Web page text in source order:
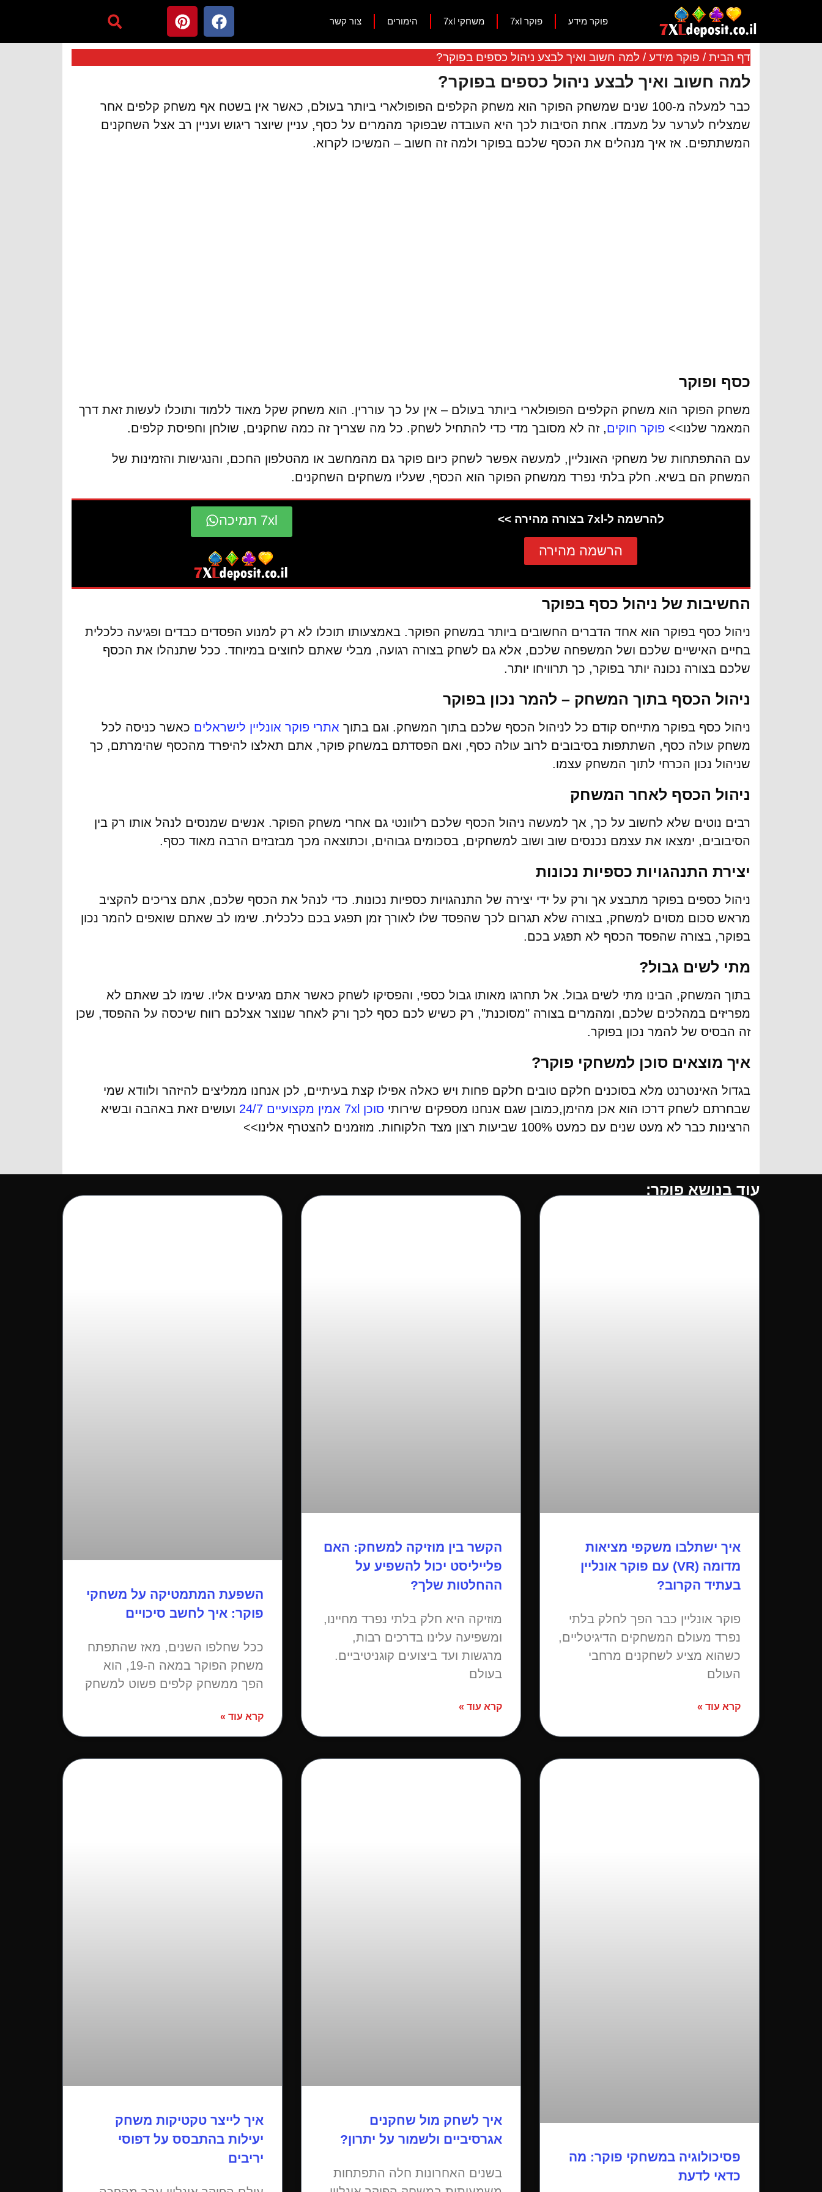
פוקר מידע פוקר 7xl משחקי 7xl הימורים צור קשר
דף הבית/ פוקר מידע/ למה חשוב ואיך לבצע ניהול כספים בפוקר?
למה חשוב ואיך לבצע ניהול כספים בפוקר?
כבר למעלה מ-100 שנים שמשחק הפוקר הוא משחק הקלפים הפופולארי ביותר בעולם, כאשר אין בשטח אף משחק קלפים אחר
שמצליח לערער על מעמדו. אחת הסיבות לכך היא העובדה שבפוקר מהמרים על כסף, עניין שיוצר ריגוש ועניין רב אצל השחקנים
המשתתפים. אז איך מנהלים את הכסף שלכם בפוקר ולמה זה חשוב – המשיכו לקרוא.
כסף ופוקר
משחק הפוקר הוא משחק הקלפים הפופולארי ביותר בעולם – אין על כך עוררין. הוא משחק שקל מאוד ללמוד ותוכלו לעשות זאת דרך
המאמר שלנו>> פוקר חוקים, זה לא מסובך מדי כדי להתחיל לשחק. כל מה שצריך זה כמה שחקנים, שולחן וחפיסת קלפים.
עם ההתפתחות של משחקי האונליין, למעשה אפשר לשחק כיום פוקר גם מהמחשב או מהטלפון החכם, והנגישות והזמינות של
המשחק הם בשיא. חלק בלתי נפרד ממשחק הפוקר הוא הכסף, שעליו משחקים השחקנים.
להרשמה ל-7xl בצורה מהירה >>
הרשמה מהירה
7xl תמיכה
החשיבות של ניהול כסף בפוקר
ניהול כסף בפוקר הוא אחד הדברים החשובים ביותר במשחק הפוקר. באמצעותו תוכלו לא רק למנוע הפסדים כבדים ופגיעה כלכלית
בחיים האישיים שלכם ושל המשפחה שלכם, אלא גם לשחק בצורה רגועה, מבלי שאתם לחוצים במיוחד. ככל שתנהלו את הכסף
שלכם בצורה נכונה יותר בפוקר, כך תרוויחו יותר.
ניהול הכסף בתוך המשחק – להמר נכון בפוקר
ניהול כסף בפוקר מתייחס קודם כל לניהול הכסף שלכם בתוך המשחק. וגם בתוך אתרי פוקר אונליין לישראלים כאשר כניסה לכל
משחק עולה כסף, השתתפות בסיבובים לרוב עולה כסף, ואם הפסדתם במשחק פוקר, אתם תאלצו להיפרד מהכסף שהימרתם, כך
שניהול נכון הכרחי לתוך המשחק עצמו.
ניהול הכסף לאחר המשחק
רבים נוטים שלא לחשוב על כך, אך למעשה ניהול הכסף שלכם רלוונטי גם אחרי משחק הפוקר. אנשים שמנסים לנהל אותו רק בין
הסיבובים, ימצאו את עצמם נכנסים שוב ושוב למשחקים, בסכומים גבוהים, וכתוצאה מכך מבזבזים הרבה מאוד כסף.
יצירת התנהגויות כספיות נכונות
ניהול כספים בפוקר מתבצע אך ורק על ידי יצירה של התנהגויות כספיות נכונות. כדי לנהל את הכסף שלכם, אתם צריכים להקציב
מראש סכום מסוים למשחק, בצורה שלא תגרום לכך שהפסד שלו לאורך זמן תפגע בכם כלכלית. שימו לב שאתם שואפים להמר נכון
בפוקר, בצורה שהפסד הכסף לא תפגע בכם.
מתי לשים גבול?
בתוך המשחק, הבינו מתי לשים גבול. אל תחרגו מאותו גבול כספי, והפסיקו לשחק כאשר אתם מגיעים אליו. שימו לב שאתם לא
מפריזים במהלכים שלכם, ומהמרים בצורה "מסוכנת", רק כשיש לכם כסף לכך ורק לאחר שנוצר אצלכם רווח שיכסה על ההפסד, שכן
זה הבסיס של להמר נכון בפוקר.
איך מוצאים סוכן למשחקי פוקר?
בגדול האינטרנט מלא בסוכנים חלקם טובים חלקם פחות ויש כאלה אפילו קצת בעיתיים, לכן אנחנו ממליצים להיזהר ולוודא שמי
שבחרתם לשחק דרכו הוא אכן מהימן,כמובן שגם אנחנו מספקים שירותי סוכן 7xl אמין מקצועיים 24/7
ועושים זאת באהבה ובשיא
הרצינות כבר לא מעט שנים עם כמעט 100% שביעות רצון מצד הלקוחות. מוזמנים להצטרף אלינו>>
עוד בנושא פוקר:
איך ישתלבו משקפי מציאות
מדומה (VR) עם פוקר אונליין
בעתיד הקרוב?
פוקר אונליין כבר הפך לחלק בלתי
נפרד מעולם המשחקים הדיגיטליים,
כשהוא מציע לשחקנים מרחבי
העולם
קרא עוד »
הקשר בין מוזיקה למשחק: האם
פלייליסט יכול להשפיע על
ההחלטות שלך?
מוזיקה היא חלק בלתי נפרד מחיינו,
ומשפיעה עלינו בדרכים רבות,
מרגשות ועד ביצועים קוגניטיביים.
בעולם
קרא עוד »
השפעת המתמטיקה על משחקי
פוקר: איך לחשב סיכויים
ככל שחלפו השנים, מאז שהתפתח
משחק הפוקר במאה ה-19, הוא
הפך ממשחק קלפים פשוט למשחק
קרא עוד »
פסיכולוגיה במשחקי פוקר: מה
כדאי לדעת
איך לשחק מול שחקנים
אגרסיביים ולשמור על יתרון?
בשנים האחרונות חלה התפתחות
איך לייצר טקטיקות משחק
יעילות בהתבסס על דפוסי
יריבים